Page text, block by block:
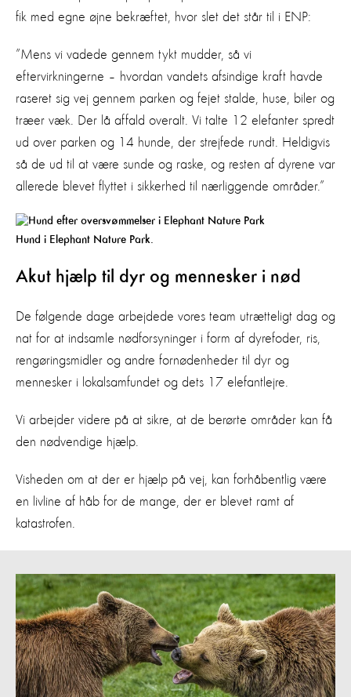
fik med egne øjne bekræftet, hvor slet det står til i ENP:
”Mens vi vadede gennem tykt mudder, så vi
eftervirkningerne – hvordan vandets afsindige kraft havde
raseret sig vej gennem parken og fejet stalde, huse, biler og
træer væk. Der lå affald overalt. Vi talte 12 elefanter spredt
ud over parken og 14 hunde, der strejfede rundt. Heldigvis
så de ud til at være sunde og raske, og resten af dyrene var
allerede blevet flyttet i sikkerhed til nærliggende områder.”
Hund i Elephant Nature Park.
Akut hjælp til dyr og mennesker i nød
De følgende dage arbejdede vores team utrætteligt dag og
nat for at indsamle nødforsyninger i form af dyrefoder, ris,
rengøringsmidler og andre fornødenheder til dyr og
mennesker i lokalsamfundet og dets 17 elefantlejre.
Vi arbejder videre på at sikre, at de berørte områder kan få
den nødvendige hjælp.
Visheden om at der er hjælp på vej, kan forhåbentlig være
en livline af håb for de mange, der er blevet ramt af
katastrofen.